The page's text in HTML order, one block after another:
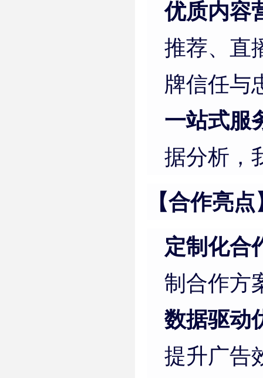
优质内容
推荐、直
牌信任与
一站式服
据分析，
【合作亮点
定制化合
制合作方
数据驱动
提升广告